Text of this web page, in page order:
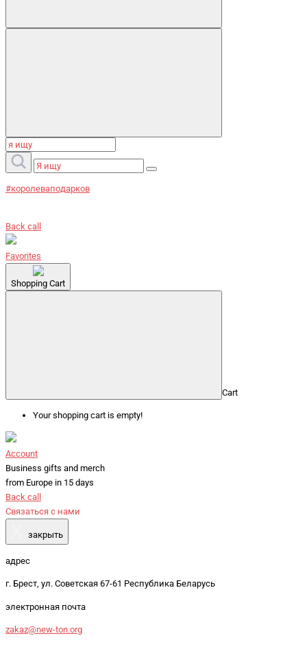
#королеваподарков
Back call
Favorites
Shopping Cart
Cart
Your shopping cart is empty!
Account
Business gifts and merch
from Europe in 15 days
Back call
Связаться с нами
закрыть
адрес
г. Брест, ул. Советская 67-61 Республика Беларусь
электронная почта
zakaz@new-ton.org